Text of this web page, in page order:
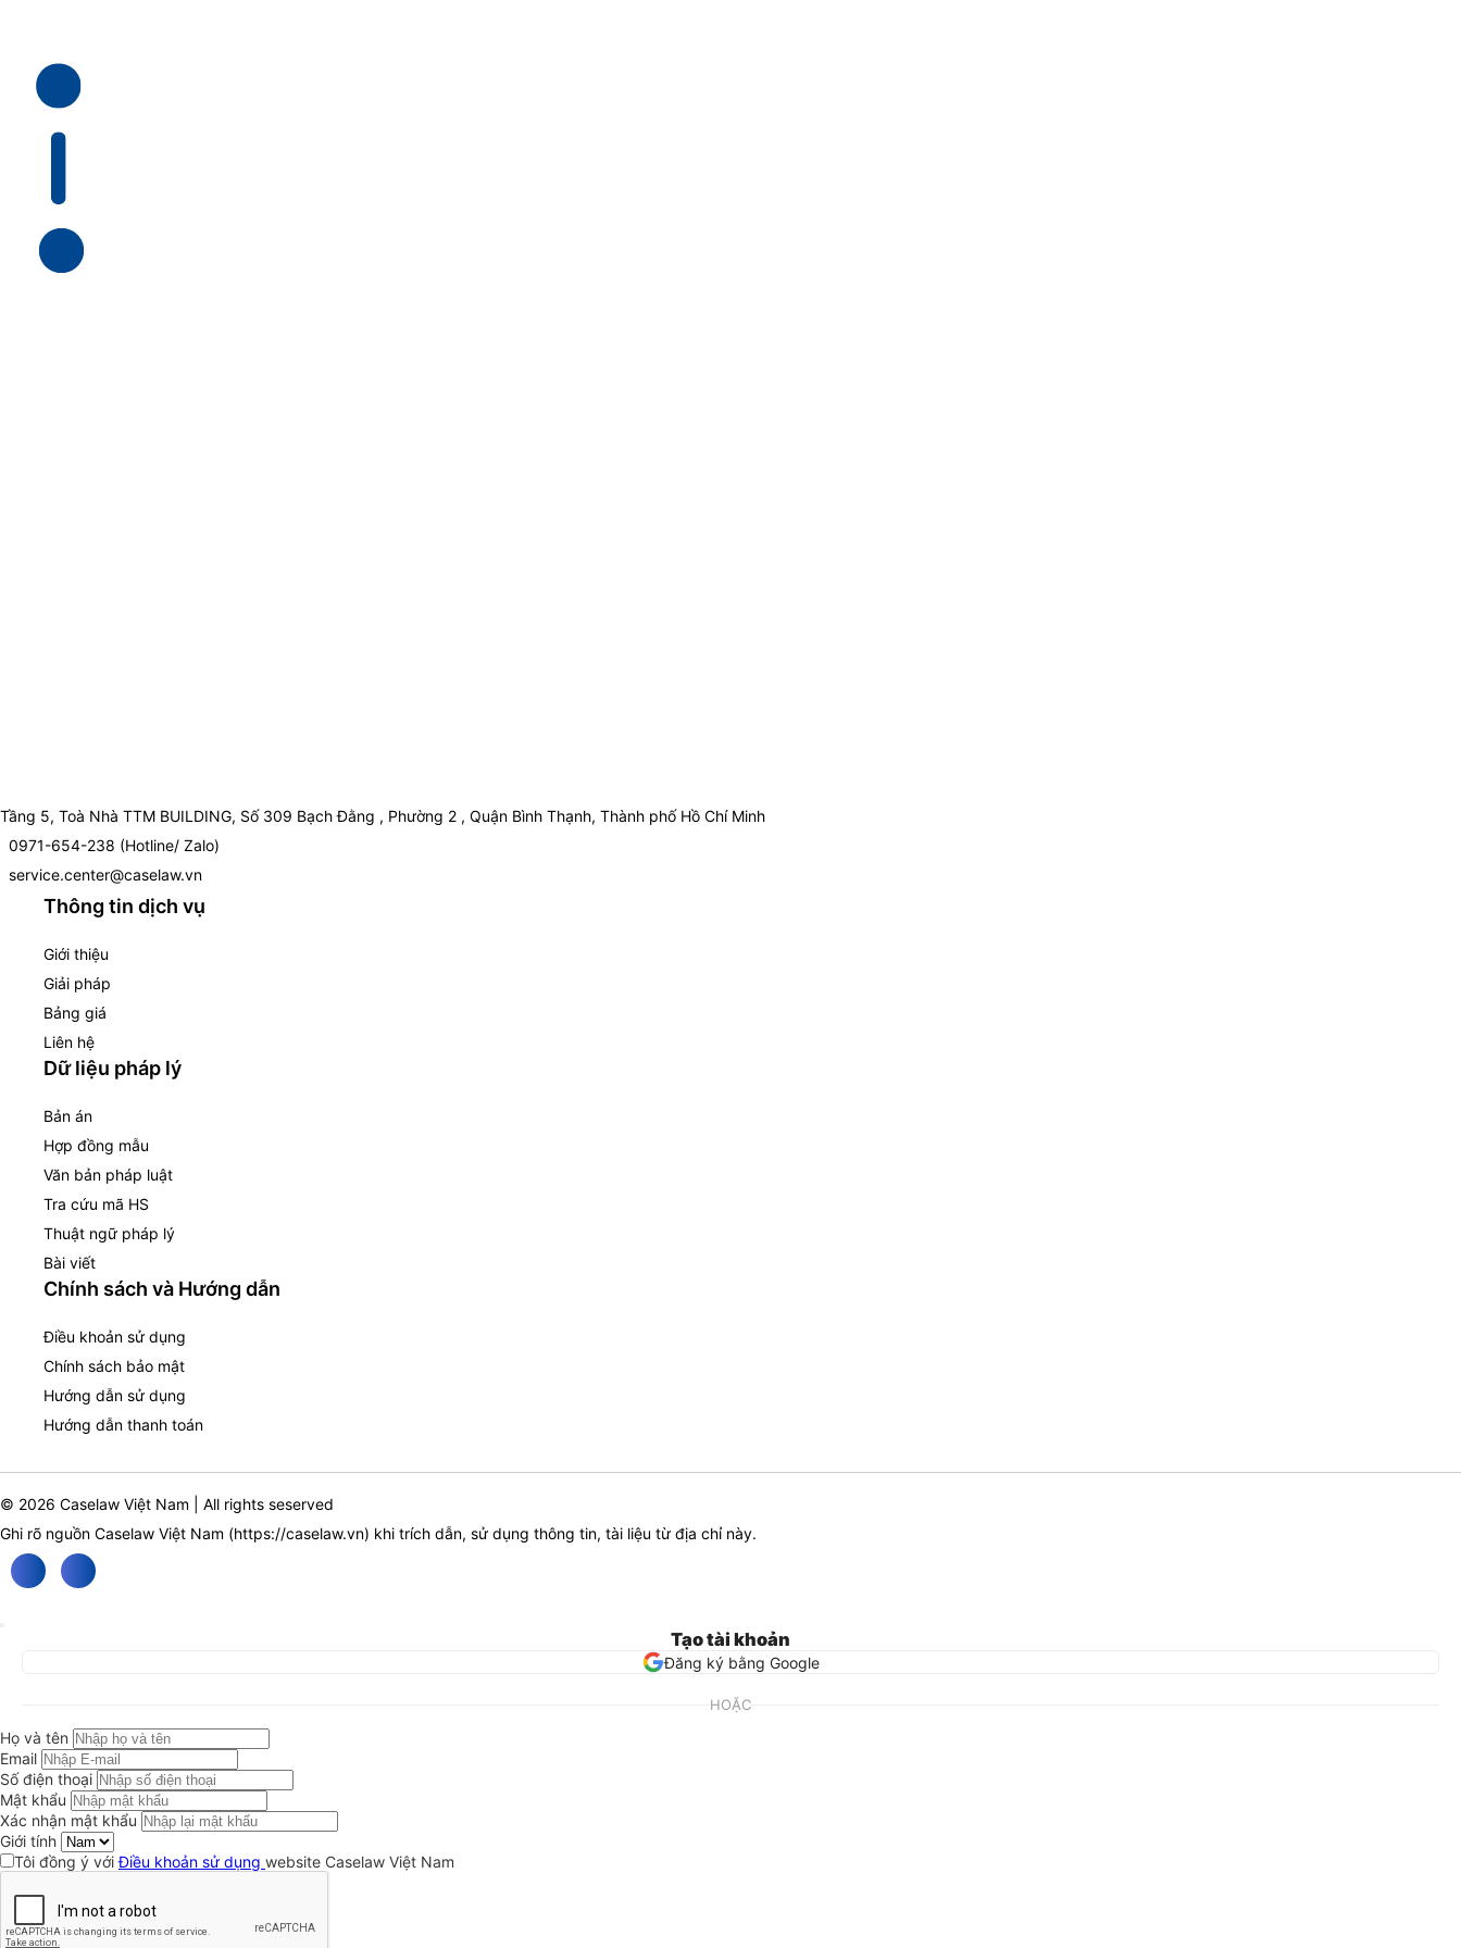
Tầng 5, Toà Nhà TTM BUILDING, Số 309 Bạch Đằng , Phường 2 , Quận Bình Thạnh, Thành phố Hồ Chí Minh
0971-654-238 (Hotline/ Zalo)
service.center@caselaw.vn
Thông tin dịch vụ
Giới thiệu
Giải pháp
Bảng giá
Liên hệ
Dữ liệu pháp lý
Bản án
Hợp đồng mẫu
Văn bản pháp luật
Tra cứu mã HS
Thuật ngữ pháp lý
Bài viết
Chính sách và Hướng dẫn
Điều khoản sử dụng
Chính sách bảo mật
Hướng dẫn sử dụng
Hướng dẫn thanh toán
© 2026 Caselaw Việt Nam | All rights seserved
Ghi rõ nguồn Caselaw Việt Nam (https://caselaw.vn) khi trích dẫn, sử dụng thông tin, tài liệu từ địa chỉ này.
Tạo tài khoản
Đăng ký bằng Google
HOẶC
Họ và tên
Email
Số điện thoại
Mật khẩu
Xác nhận mật khẩu
Giới tính
Tôi đồng ý vớiĐiều khoản sử dụng website Caselaw Việt Nam